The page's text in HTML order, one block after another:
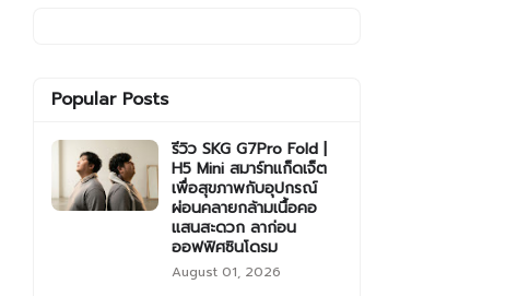
Popular Posts
รีวิว SKG G7Pro Fold |
H5 Mini สมาร์ทแก็ดเจ็ต
เพื่อสุขภาพกับอุปกรณ์
ผ่อนคลายกล้ามเนื้อคอ
แสนสะดวก ลาก่อน
ออฟฟิศซินโดรม
August 01, 2026